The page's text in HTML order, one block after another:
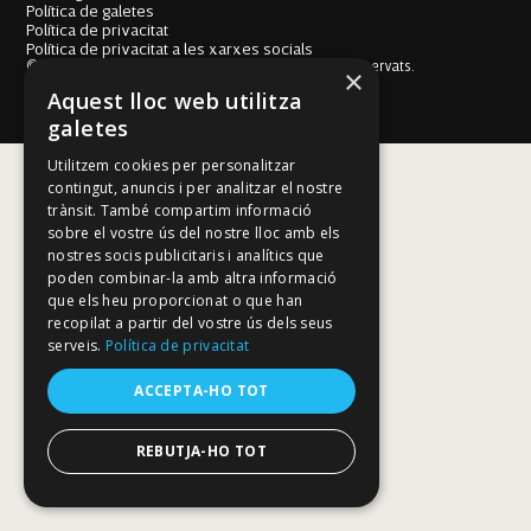
Política de galetes
Política de privacitat
Política de privacitat a les xarxes socials
© Fundació Mallorca Literària 2026. Tots els drets reservats.
Disseny i desenvolupament web BESTALDE STUDIO
×
Aquest lloc web utilitza
galetes
Utilitzem cookies per personalitzar
contingut, anuncis i per analitzar el nostre
trànsit. També compartim informació
sobre el vostre ús del nostre lloc amb els
nostres socis publicitaris i analítics que
poden combinar-la amb altra informació
que els heu proporcionat o que han
recopilat a partir del vostre ús dels seus
serveis. Política de privacitat
ACCEPTA-HO TOT
REBUTJA-HO TOT